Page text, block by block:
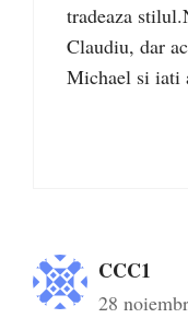
tradeaza
Claudiu, dar
Michael si iati
CCC1
28